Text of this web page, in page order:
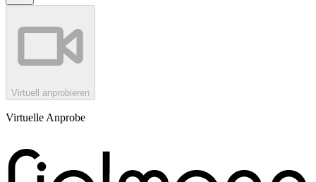
Virtuell anprobieren
Virtuelle Anprobe